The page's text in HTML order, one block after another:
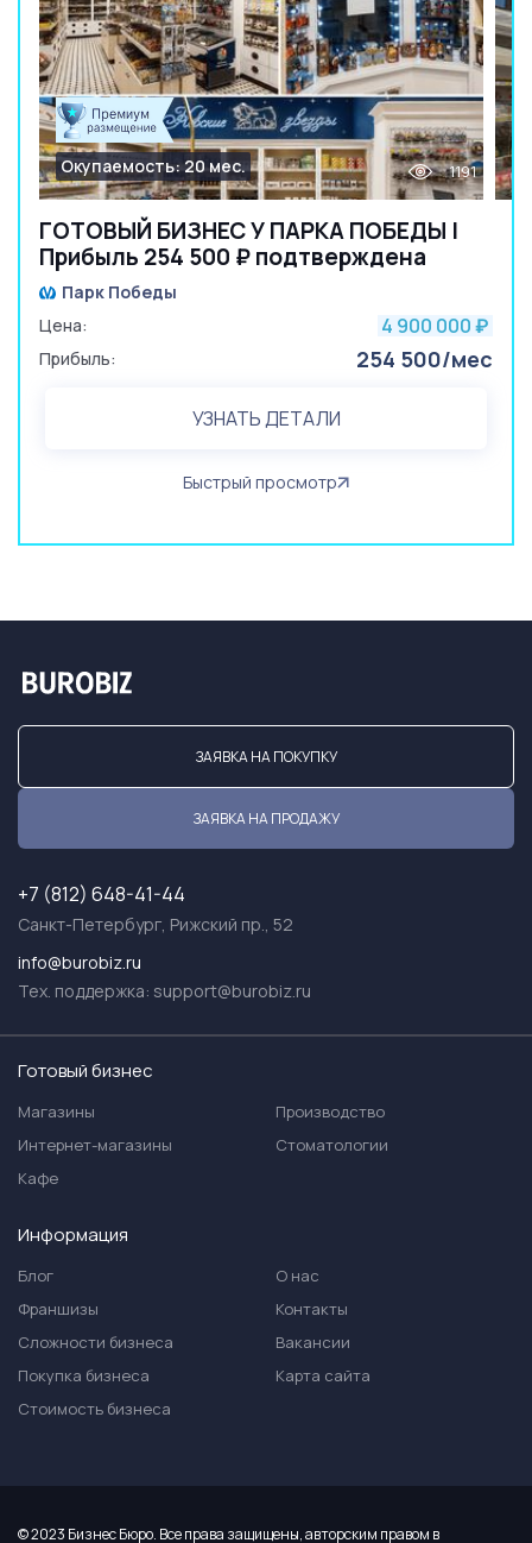
ГОТОВЫЙ БИЗНЕС У ПАРКА ПОБЕДЫ |
Прибыль 254 500 ₽ подтверждена
Окупаемость: 20 мес. 1191
Парк Победы
Цена:
4 900 000 ₽
Прибыль: 254 500/мес
УЗНАТЬ ДЕТАЛИ
Быстрый просмотр
ЗАЯВКА НА ПОКУПКУ
ЗАЯВКА НА ПРОДАЖУ
+7 (812) 648-41-44
Санкт-Петербург, Рижский пр., 52
info@burobiz.ru
Тех. поддержка: support@burobiz.ru
Готовый бизнес
Магазины
Интернет-магазины
Кафе
Производство
Стоматологии
Информация
Блог
Франшизы
Сложности бизнеса
Покупка бизнеса
Стоимость бизнеса
О нас
Контакты
Вакансии
Карта сайта
© 2023 Бизнес Бюро. Все права защищены, авторским правом в